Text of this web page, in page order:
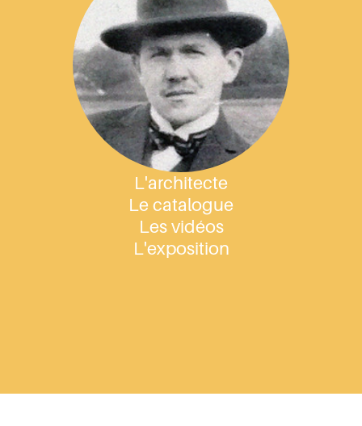
L'architecte
Le catalogue
Les vidéos
L'exposition